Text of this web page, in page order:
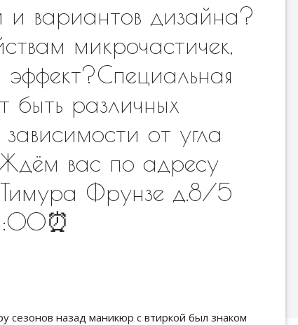
и вариантов дизайна?
микрочастичек,
быть различных
от угла
Ждём вас по адресу
Фрунзе д.8/5